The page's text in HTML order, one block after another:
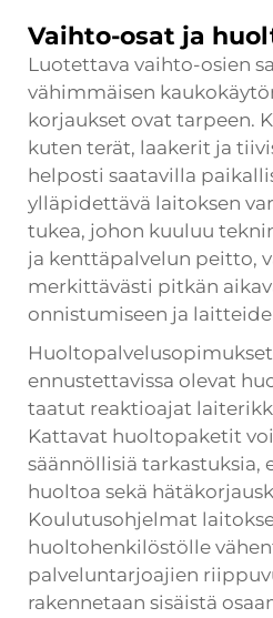
Vaihto-osat ja
Luotettava vaihto-osien
vähimmäisen
korjaukset ovat tarpeen.
kuten terät, laakerit ja
helposti saatavilla
ylläpidettävä laitoksen
tukea, johon kuuluu
ja kenttäpalvelun peitto,
merkittävästi pitkän
onnistumiseen ja
ennustettavissa olevat
taatut reaktioajat
Kattavat huoltopaketit
säännöllisiä tarkastuksia,
huoltoa sekä
Koulutusohjelmat
huoltohenkilöstölle
palveluntarjoajien
rakennetaan sisäistä